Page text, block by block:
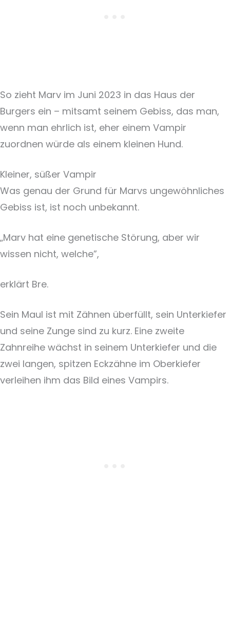
So zieht Marv im Juni 2023 in das Haus der
Burgers ein – mitsamt seinem Gebiss, das man,
wenn man ehrlich ist, eher einem Vampir
zuordnen würde als einem kleinen Hund.
Kleiner, süßer Vampir
Was genau der Grund für Marvs ungewöhnliches
Gebiss ist, ist noch unbekannt.
„Marv hat eine genetische Störung, aber wir
wissen nicht, welche”,
erklärt Bre.
Sein Maul ist mit Zähnen überfüllt, sein Unterkiefer
und seine Zunge sind zu kurz. Eine zweite
Zahnreihe wächst in seinem Unterkiefer und die
zwei langen, spitzen Eckzähne im Oberkiefer
verleihen ihm das Bild eines Vampirs.